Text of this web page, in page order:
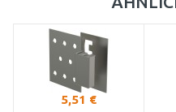
5,51 €